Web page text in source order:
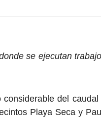
se ejecutan
considerable del caudal
Playa Seca y